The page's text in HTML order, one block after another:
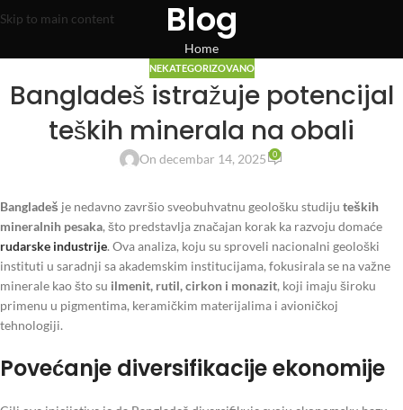
Skip to main content Blog
Home
NEKATEGORIZOVANO
Bangladeš istražuje potencijal
teških minerala na obali
On decembar 14, 2025 0
Bangladeš je nedavno završio sveobuhvatnu geološku studiju teških
mineralnih pesaka, što predstavlja značajan korak ka razvoju domaće
rudarske industrije. Ova analiza, koju su sproveli nacionalni geološki
instituti u saradnji sa akademskim institucijama, fokusirala se na važne
minerale kao što su ilmenit, rutil, cirkon i monazit, koji imaju široku
primenu u pigmentima, keramičkim materijalima i avioničkoj
tehnologiji.
Povećanje diversifikacije ekonomije